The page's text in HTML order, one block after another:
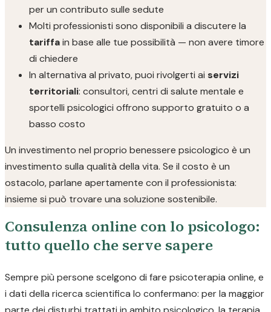
per un contributo sulle sedute
Molti professionisti sono disponibili a discutere la
tariffain base alle tue possibilità — non avere timore
di chiedere
In alternativa al privato, puoi rivolgerti ai servizi
territoriali: consultori, centri di salute mentale e
sportelli psicologici offrono supporto gratuito o a
basso costo
Un investimento nel proprio benessere psicologico è un
investimento sulla qualità della vita. Se il costo è un
ostacolo, parlane apertamente con il professionista:
insieme si può trovare una soluzione sostenibile.
Consulenza online con lo psicologo:
tutto quello che serve sapere
Sempre più persone scelgono di fare psicoterapia online, e
i dati della ricerca scientifica lo confermano: per la maggior